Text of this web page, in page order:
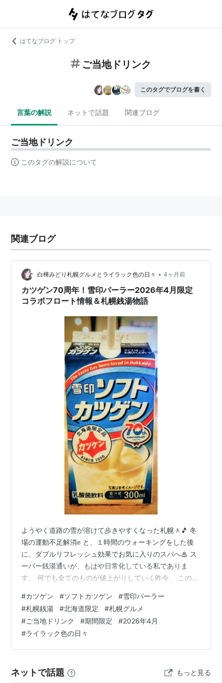
はてなブログ トップ
ご当地ドリンク
このタグでブログを書く
言葉の解説 ネットで話題 関連ブログ
ご当地ドリンク
このタグの解説について
関連ブログ
白樺みどり札幌グルメとライラック色の日々 • 4ヶ月前
カツゲン70周年！雪印パーラー2026年4月限定
コラボフロート情報＆札幌銭湯物語
ようやく道路の雪が溶けて歩きやすくなった札幌🚶🎵 冬
場の運動不足解消✊️ と、１時間のウォーキングをした後
に、ダブルリフレッシュ効果でお気に入りのスパへ♨ ス
ーパー銭湯通いが、もはや日常化している私でありま
す。 何でも全てのものが値上がりしていく昨今、 このお
たのが、この１年半で３００円も値上がりして１４００
円になりました！ ドリンク飲んだりすると最低でも２千
円はかかっちゃいます。 でも湯上がりドリンクやデザー
トが銭湯の醍醐味でもあるので、それを削ることはでき
ません(笑) 頻繁に利用するので、この日はレストランの
#カツゲン #ソフトカツゲン #雪印パーラー
#札幌銭湯 #北海道限定 #札幌グルメ
#ご当地ドリンク #期間限定 #2026年4月
#ライラック色の日々
ネットで話題 もっと見る